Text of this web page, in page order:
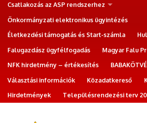
Csatlakozás az ASP rendszerhez
Önkormányzati elektronikus ügyintézés
Életkezdési támogatás és Start-számla
Falugazdász ügyfélfogadás
Magyar Falu
NFK hirdetmény – értékesítés
Választási információk
Közadatkereső
Hirdetmények
Településrendezési terv